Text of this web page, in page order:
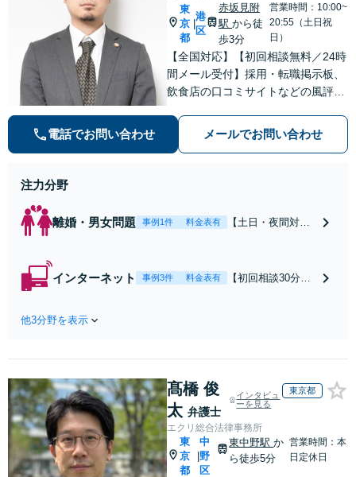
東
京
都
港
区
赤坂見附
駅 から徒
歩3分
営業時間：10:00~
20:55（土日祝
日）
【全国対応】【初回相談無料／24時
間メール受付】採用・転職掲示板、
飲食店の口コミサイトなどの風評被
の種類を問わず相談可。可能な限り
早期対応で駆けつけサポート【労
電話でお問い合わせ メールでお問い合わせ
注力分野
離婚・男女問題 事例1件 料金表有
【土日・夜間対応
れたら、サインす
負担を軽減「弁護
士の交渉で慰謝料
金額アップ／減額
交渉も対応可」
【完全個室対応】
インターネット 事例3件 料金表有
【初回相談30分無
報開示請求をおこ
お店の風評被害対
策／売り上げ低下
防止のために尽
力」加害者側の対
応可：開示請求の
他3分野を表示
髙橋 俊
太 弁護士
インタビュ
ーを見る
東京都
エクリ総合法律事務所
東
京
都
中
野
区
東中野駅か
ら徒歩5分
営業時間：本
日定休日